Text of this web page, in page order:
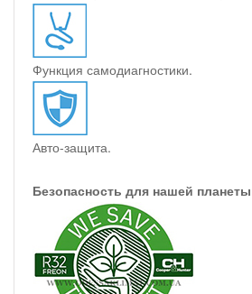
Функция самодиагностики.
Авто-защита.
Безопасность для нашей планеты